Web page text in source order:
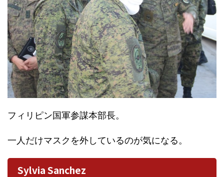
フィリピン国軍参謀本部長。
一人だけマスクを外しているのが気になる。
Sylvia Sanchez